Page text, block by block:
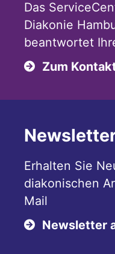
Das
Diakonie
beantwortet
Zum
Erhalten Sie
diakonischen
Mail
Newsletter